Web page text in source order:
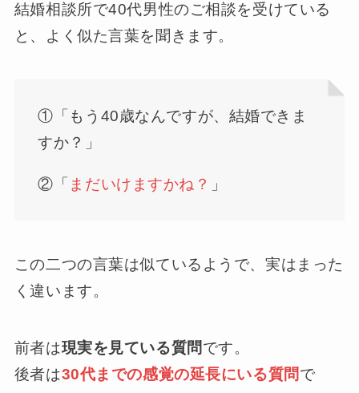
結婚相談所で40代男性のご相談を受けている
と、よく似た言葉を聞きます。
①「もう40歳なんですが、結婚できま
すか？」
②「 まだいけますかね？ 」
この二つの言葉は似ているようで、実はまった
く違います。
前者は現実を見ている質問です。
後者は30代までの感覚の延長にいる質問で